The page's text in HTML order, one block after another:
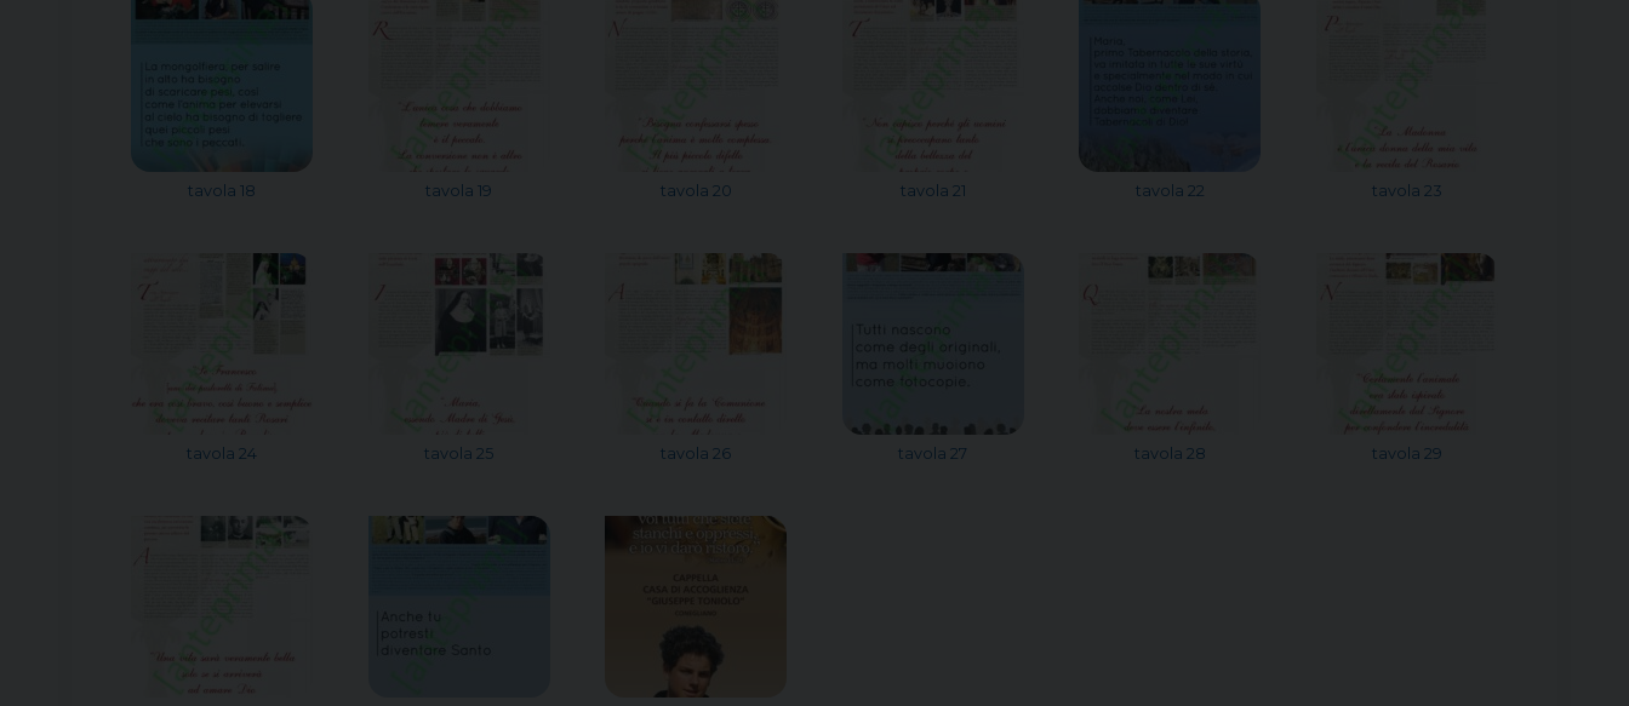
tavola 18 tavola 19 tavola 20 tavola 21 tavola 22 tavola 23
tavola 24 tavola 25 tavola 26 tavola 27 tavola 28 tavola 29